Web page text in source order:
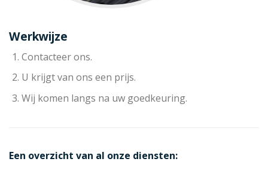
Werkwijze
Contacteer ons.
U krijgt van ons een prijs.
Wij komen langs na uw goedkeuring.
Een overzicht van al onze diensten: